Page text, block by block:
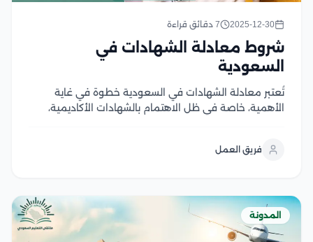
2025-12-30 7 دقائق قراءة
شروط معادلة الشهادات في
السعودية
تُعتبر معادلة الشهادات في السعودية خطوة في غاية
الأهمية، خاصة في ظل الاهتمام بالشهادات الأكاديمية،
السعودية والاعتراف بها، ويتم ذلك بهدف ضمان توافق
فريق العمل
المدونة